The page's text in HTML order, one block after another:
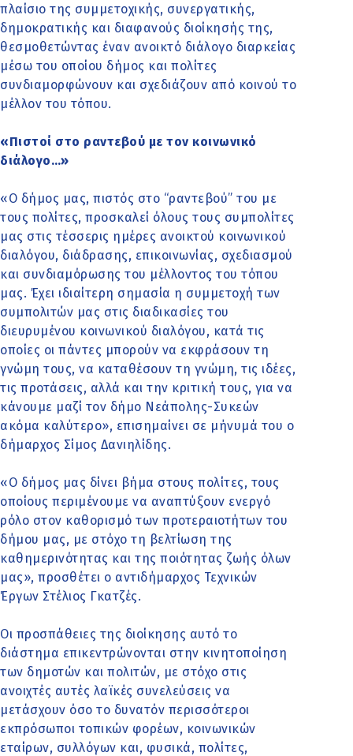
πλαίσιο της συμμετοχικής, συνεργατικής,
δημοκρατικής και διαφανούς διοίκησής της,
θεσμοθετώντας έναν ανοικτό διάλογο διαρκείας
μέσω του οποίου δήμος και πολίτες
συνδιαμορφώνουν και σχεδιάζουν από κοινού το
μέλλον του τόπου.
«Πιστοί στο ραντεβού με τον κοινωνικό
διάλογο…»
«Ο δήμος μας, πιστός στο “ραντεβού” του με
τους πολίτες, προσκαλεί όλους τους συμπολίτες
μας στις τέσσερις ημέρες ανοικτού κοινωνικού
διαλόγου, διάδρασης, επικοινωνίας, σχεδιασμού
και συνδιαμόρωσης του μέλλοντος του τόπου
μας. Έχει ιδιαίτερη σημασία η συμμετοχή των
συμπολιτών μας στις διαδικασίες του
διευρυμένου κοινωνικού διαλόγου, κατά τις
οποίες οι πάντες μπορούν να εκφράσουν τη
γνώμη τους, να καταθέσουν τη γνώμη, τις ιδέες,
τις προτάσεις, αλλά και την κριτική τους, για να
κάνουμε μαζί τον δήμο Νεάπολης-Συκεών
ακόμα καλύτερο», επισημαίνει σε μήνυμά του ο
δήμαρχος Σίμος Δανιηλίδης.
«Ο δήμος μας δίνει βήμα στους πολίτες, τους
οποίους περιμένουμε να αναπτύξουν ενεργό
ρόλο στον καθορισμό των προτεραιοτήτων του
δήμου μας, με στόχο τη βελτίωση της
καθημερινότητας και της ποιότητας ζωής όλων
μας», προσθέτει ο αντιδήμαρχος Τεχνικών
Έργων Στέλιος Γκατζές.
Οι προσπάθειες της διοίκησης αυτό το
διάστημα επικεντρώνονται στην κινητοποίηση
των δημοτών και πολιτών, με στόχο στις
ανοιχτές αυτές λαϊκές συνελεύσεις να
μετάσχουν όσο το δυνατόν περισσότεροι
εκπρόσωποι τοπικών φορέων, κοινωνικών
εταίρων, συλλόγων και, φυσικά, πολίτες,